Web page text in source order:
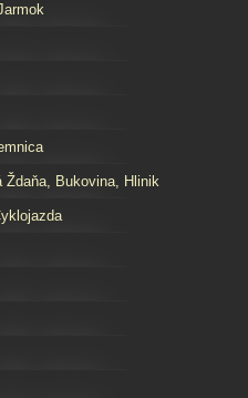
Ždaňa, Bukovina, Hlinik